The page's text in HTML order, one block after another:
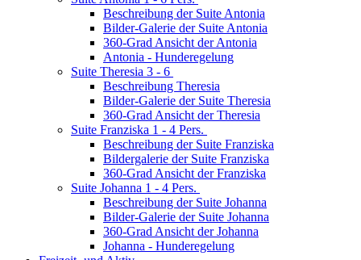
Beschreibung der Suite Antonia
Bilder-Galerie der Suite Antonia
360-Grad Ansicht der Antonia
Antonia - Hunderegelung
Suite Theresia 3 - 6
Beschreibung Theresia
Bilder-Galerie der Suite Theresia
360-Grad Ansicht der Theresia
Suite Franziska 1 - 4 Pers.
Beschreibung der Suite Franziska
Bildergalerie der Suite Franziska
360-Grad Ansicht der Franziska
Suite Johanna 1 - 4 Pers.
Beschreibung der Suite Johanna
Bilder-Galerie der Suite Johanna
360-Grad Ansicht der Johanna
Johanna - Hunderegelung